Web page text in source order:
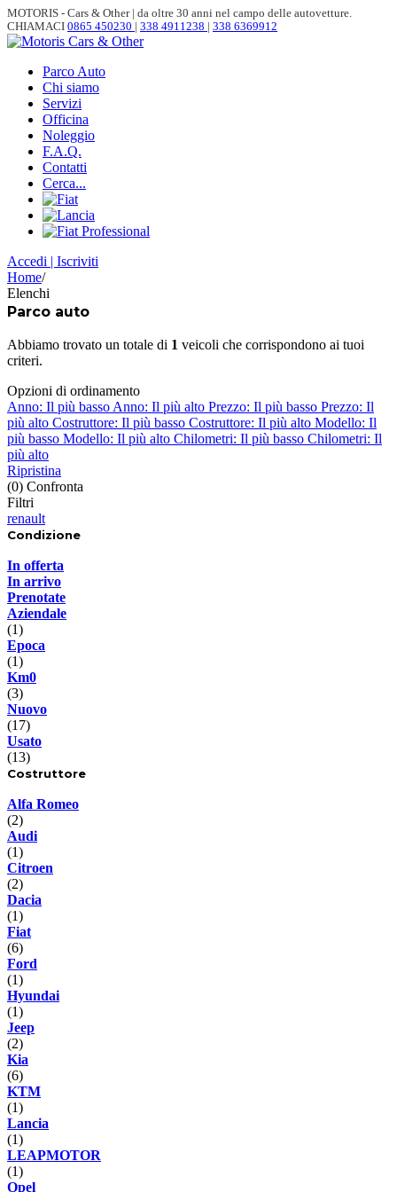
MOTORIS - Cars & Other | da oltre 30 anni nel campo delle autovetture.
CHIAMACI 0865 450230 338 4911238 338 6369912
Parco Auto
Chi siamo
Servizi
Officina
Noleggio
F.A.Q.
Contatti
Cerca...
Accedi | Iscriviti
Home/
Elenchi
Parco auto
Abbiamo trovato un totale di 1 veicoli che corrispondono ai tuoi
criteri.
Opzioni di ordinamento
Anno: Il più basso Anno: Il più alto Prezzo: Il più basso Prezzo: Il
più alto Costruttore: Il più basso Costruttore: Il più alto Modello: Il
più basso Modello: Il più alto Chilometri: Il più basso Chilometri: Il
più alto
Ripristina
(0) Confronta
Filtri
renault
Condizione
In offerta
In arrivo
Prenotate
Aziendale
(1)
Epoca
(1)
Km0
(3)
Nuovo
(17)
Usato
(13)
Costruttore
Alfa Romeo
(2)
Audi
(1)
Citroen
(2)
Dacia
(1)
Fiat
(6)
Ford
(1)
Hyundai
(1)
Jeep
(2)
Kia
(6)
KTM
(1)
Lancia
(1)
LEAPMOTOR
(1)
Opel